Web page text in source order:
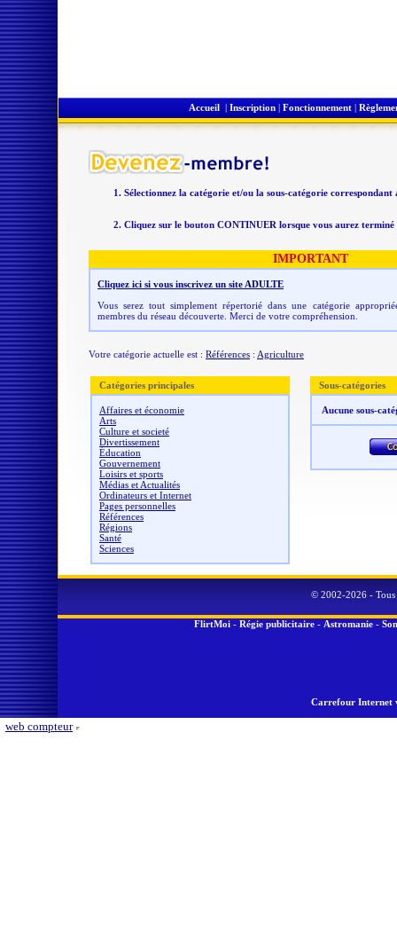
Accueil | Inscription | Fonctionnement |
Sélectionnez la catégorie et/ou la sous-catégorie correspondant
Cliquez sur le bouton CONTINUER lorsque vous aurez terminé
IMPORTANT
Cliquez ici si vous inscrivez un site ADULTE
Vous serez tout simplement répertorié dans une catégorie
membres du réseau découverte. Merci de votre compréhension.
Votre catégorie actuelle est : Références : Agriculture
Catégories principales
Affaires et économie
Arts
Culture et societé
Divertissement
Éducation
Gouvernement
Loisirs et sports
Médias et Actualités
Ordinateurs et Internet
Pages personnelles
Références
Régions
Santé
Sciences
Sous-catégories
Aucune sous-
© 2002-2026 - Tous
FlirtMoi - Régie publicitaire - Astromanie -
Carrefour Internet
web compteur